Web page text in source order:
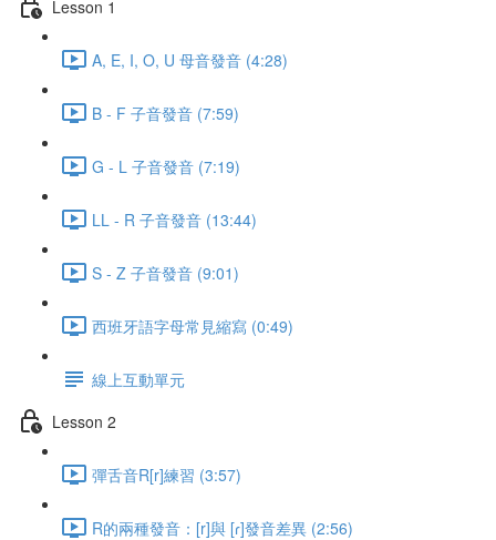
Lesson 1
A, E, I, O, U 母音發音 (4:28)
B - F 子音發音 (7:59)
G - L 子音發音 (7:19)
LL - R 子音發音 (13:44)
S - Z 子音發音 (9:01)
西班牙語字母常見縮寫 (0:49)
線上互動單元
Lesson 2
彈舌音R[r]練習 (3:57)
R的兩種發音：[r]與 [ɾ]發音差異 (2:56)